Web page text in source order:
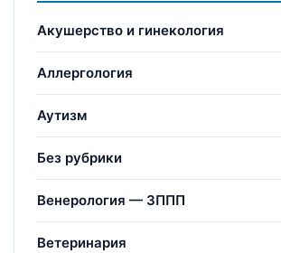
Акушерство и гинекология
Аллергология
Аутизм
Без рубрики
Венерология — ЗППП
Ветеринария